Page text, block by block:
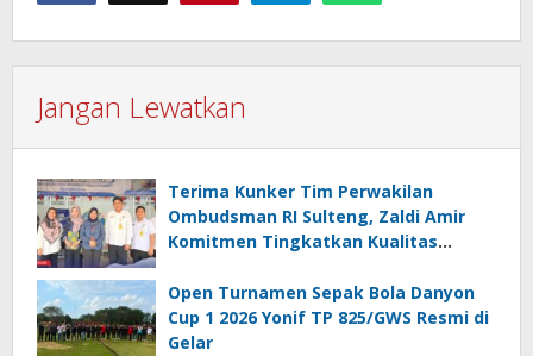
Jangan Lewatkan
Terima Kunker Tim Perwakilan
Ombudsman RI Sulteng, Zaldi Amir
Komitmen Tingkatkan Kualitas
Mal Administrasi
Open Turnamen Sepak Bola Danyon
Cup 1 2026 Yonif TP 825/GWS Resmi di
Gelar